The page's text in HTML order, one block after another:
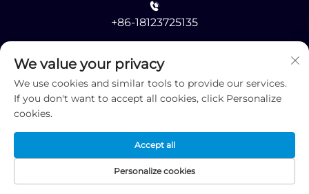
+86-18123725135
[email protected]
Direitos autorais © 2025 por Shenzhen RMG
Optoelectronics Co., Ltd. - Política de Privacidade
We value your privacy
We use cookies and similar tools to provide our services.
If you don't want to accept all cookies, click Personalize
cookies.
Personalize cookies
Accept all